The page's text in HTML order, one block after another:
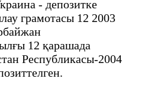
- депозитке
грамотасы 12 2003
12 қарашада
Республикасы-2004